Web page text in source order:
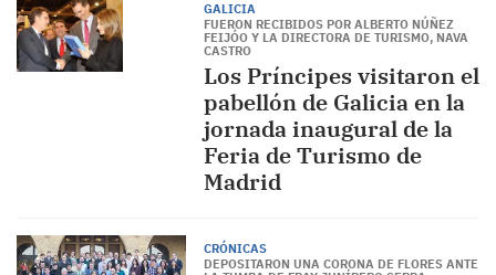
GALICIA
FUERON RECIBIDOS POR ALBERTO NÚÑEZ
FEIJÓO Y LA DIRECTORA DE TURISMO, NAVA
CASTRO
Los Príncipes visitaron el
pabellón de Galicia en la
jornada inaugural de la
Feria de Turismo de
Madrid
CRÓNICAS
DEPOSITARON UNA CORONA DE FLORES ANTE